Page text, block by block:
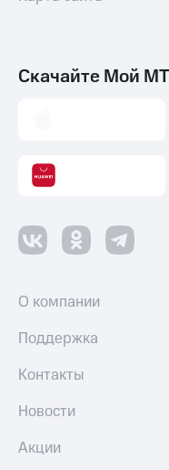
Скачайте Мой
О компании
Поддержка
Контакты
Новости
Акции